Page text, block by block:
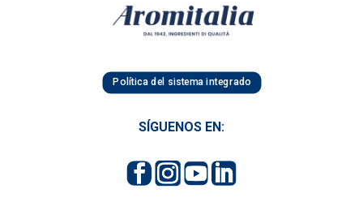
Política del sistema integrado
SÍGUENOS EN: